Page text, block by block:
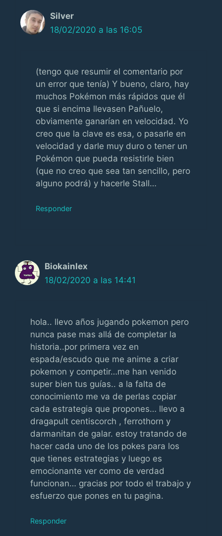
Silver
18/02/2020 a las 16:05
(tengo que resumir el comentario por
un error que tenía) Y bueno, claro, hay
muchos Pokémon más rápidos que él
que si encima llevasen Pañuelo,
obviamente ganarían en velocidad. Yo
creo que la clave es esa, o pasarle en
velocidad y darle muy duro o tener un
Pokémon que pueda resistirle bien
(que no creo que sea tan sencillo, pero
alguno podrá) y hacerle Stall…
Responder
Biokainlex
18/02/2020 a las 14:41
hola.. llevo años jugando pokemon pero
nunca pase mas allá de completar la
historia..por primera vez en
espada/escudo que me anime a criar
pokemon y competir…me han venido
super bien tus guías.. a la falta de
conocimiento me va de perlas copiar
cada estrategia que propones… llevo a
dragapult centiscorch , ferrothorn y
darmanitan de galar. estoy tratando de
hacer cada uno de los pokes para los
que tienes estrategias y luego es
emocionante ver como de verdad
funcionan… gracias por todo el trabajo y
esfuerzo que pones en tu pagina.
Responder